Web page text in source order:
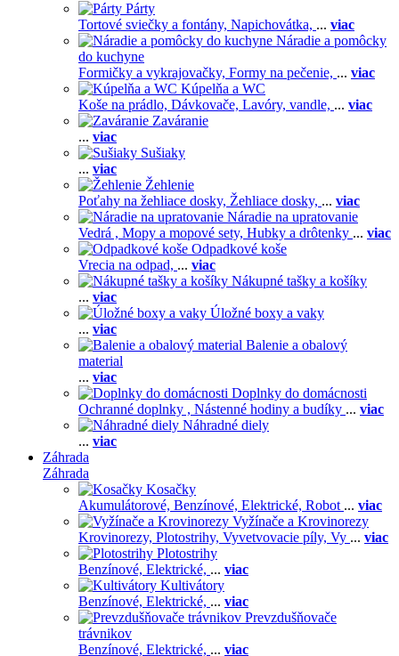
Párty
Tortové sviečky a fontány, Napichovátka, ... viac
Náradie a pomôcky
do kuchyne
Formičky a vykrajovačky, Formy na pečenie, ... viac
Kúpelňa a WC
Koše na prádlo, Dávkovače, Lavóry, vandle, ... viac
Zaváranie
... viac
Sušiaky
... viac
Žehlenie
Poťahy na žehliace dosky, Žehliace dosky, ... viac
Náradie na upratovanie
Vedrá , Mopy a mopové sety, Hubky a drôtenky ... viac
Odpadkové koše
Vrecia na odpad, ... viac
Nákupné tašky a košíky
... viac
Úložné boxy a vaky
... viac
Balenie a obalový
material
... viac
Doplnky do domácnosti
Ochranné doplnky , Nástenné hodiny a budíky ... viac
Náhradné diely
... viac
Záhrada
Záhrada
Kosačky
Akumulátorové, Benzínové, Elektrické, Robot ... viac
Vyžínače a Krovinorezy
Krovinorezy, Plotostrihy, Vyvetvovacie píly, Vy ... viac
Plotostrihy
Benzínové, Elektrické, ... viac
Kultivátory
Benzínové, Elektrické, ... viac
Prevzdušňovače
trávnikov
Benzínové, Elektrické, ... viac